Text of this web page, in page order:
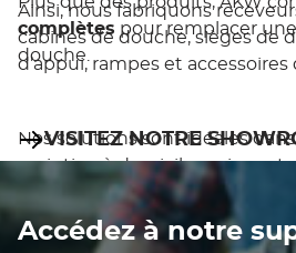
complètes pour remplacer
douche.
Ainsi, nous fabriquons
cabines de douche, sièges de
d’appui, rampes et accessoires
Nos solutions sont idéales
maintien à domicile mais sont
les collectivités où nous
logements collectifs, …
Pour plonger dans notre
VISITEZ NOTRE
Accédez à notre